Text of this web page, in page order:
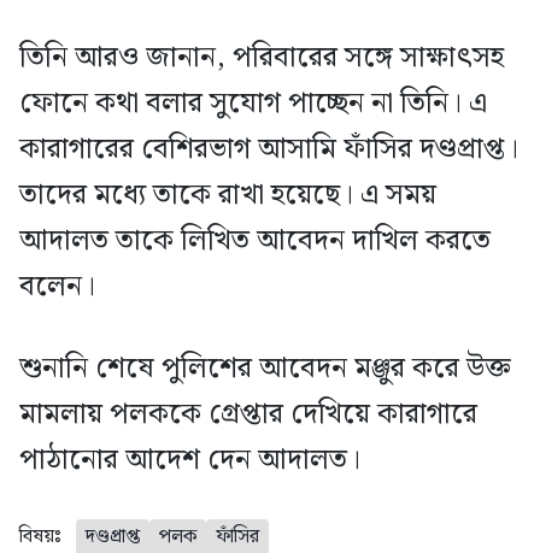
তিনি আরও জানান, পরিবারের সঙ্গে সাক্ষাৎসহ
ফোনে কথা বলার সুযোগ পাচ্ছেন না তিনি। এ
কারাগারের বেশিরভাগ আসামি ফাঁসির দণ্ডপ্রাপ্ত।
তাদের মধ্যে তাকে রাখা হয়েছে। এ সময়
আদালত তাকে লিখিত আবেদন দাখিল করতে
বলেন।
শুনানি শেষে পুলিশের আবেদন মঞ্জুর করে উক্ত
মামলায় পলককে গ্রেপ্তার দেখিয়ে কারাগারে
পাঠানোর আদেশ দেন আদালত।
বিষয়ঃ দণ্ডপ্রাপ্ত পলক ফাঁসির